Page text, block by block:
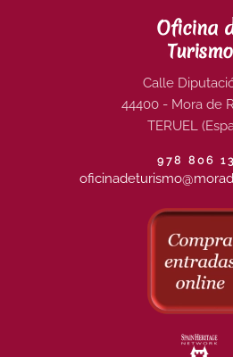
Oficina
Turismo
Calle
44400 - Mora de
TERUEL
978 806